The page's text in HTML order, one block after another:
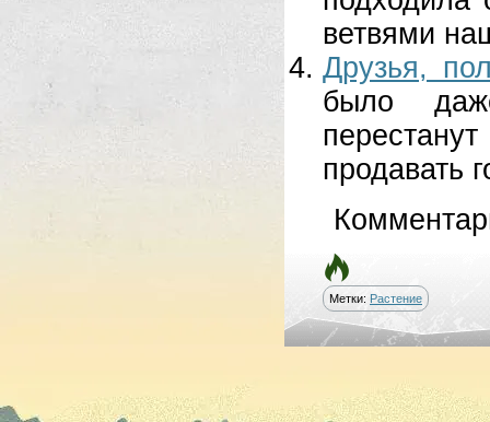
ветвями
Друзья,
было
продавать
Метки: Растение